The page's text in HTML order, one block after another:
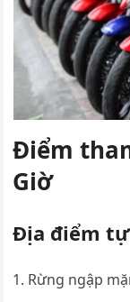
Điểm
Giờ
Địa điểm
Rừng ngập